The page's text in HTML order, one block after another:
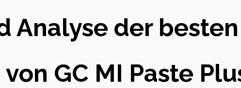
Analyse der
GC MI Paste